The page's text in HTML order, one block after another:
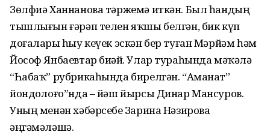
Зөлфиә Ханнанова тәржемә иткән. Был һандың
тышлығын ғәрәп телен яҡшы белгән, бик күп
доғаларҙы һыу кеүек эскән бер туған Мәрйәм һәм
Йософ Янбаевтар биҙәй. Улар тураһында мәҡәлә
“Һабаҡ” рубрикаһында бирелгән. “Аманат”
йондоҙлоғо”нда – йәш йырсы Динар Мансуров.
Уның менән хәбәрсебеҙ Зарина Нәзирова
әңгәмәләшә.